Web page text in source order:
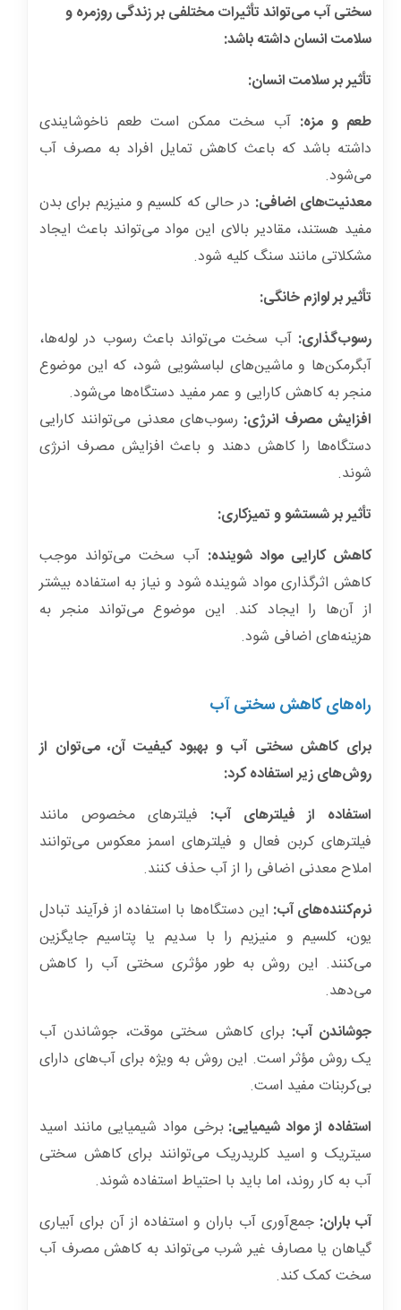
سختی آب می‌تواند تأثیرات مختلفی بر زندگی روزمره و
سلامت انسان داشته باشد:
تأثیر بر سلامت انسان:
طعم و مزه: آب سخت ممکن است طعم ناخوشایندی
داشته باشد که باعث کاهش تمایل افراد به مصرف آب
می‌شود.
معدنیت‌های اضافی: در حالی که کلسیم و منیزیم برای بدن
مفید هستند، مقادیر بالای این مواد می‌تواند باعث ایجاد
مشکلاتی مانند سنگ کلیه شود.
تأثیر بر لوازم خانگی:
رسوب‌گذاری: آب سخت می‌تواند باعث رسوب در لوله‌ها،
آبگرمکن‌ها و ماشین‌های لباسشویی شود، که این موضوع
منجر به کاهش کارایی و عمر مفید دستگاه‌ها می‌شود.
افزایش مصرف انرژی: رسوب‌های معدنی می‌توانند کارایی
دستگاه‌ها را کاهش دهند و باعث افزایش مصرف انرژی
شوند.
تأثیر بر شستشو و تمیزکاری:
کاهش کارایی مواد شوینده: آب سخت می‌تواند موجب
کاهش اثرگذاری مواد شوینده شود و نیاز به استفاده بیشتر
از آن‌ها را ایجاد کند. این موضوع می‌تواند منجر به
هزینه‌های اضافی شود.
راه‌های کاهش سختی آب
برای کاهش سختی آب و بهبود کیفیت آن، می‌توان از
روش‌های زیر استفاده کرد:
استفاده از فیلترهای آب: فیلترهای مخصوص مانند
فیلترهای کربن فعال و فیلترهای اسمز معکوس می‌توانند
املاح معدنی اضافی را از آب حذف کنند.
نرم‌کننده‌های آب: این دستگاه‌ها با استفاده از فرآیند تبادل
یون، کلسیم و منیزیم را با سدیم یا پتاسیم جایگزین
می‌کنند. این روش به طور مؤثری سختی آب را کاهش
می‌دهد.
جوشاندن آب: برای کاهش سختی موقت، جوشاندن آب
یک روش مؤثر است. این روش به ویژه برای آب‌های دارای
بی‌کربنات مفید است.
استفاده از مواد شیمیایی:برخی مواد شیمیایی مانند اسید
سیتریک و اسید کلریدریک می‌توانند برای کاهش سختی
آب به کار روند، اما باید با احتیاط استفاده شوند.
آب باران: جمع‌آوری آب باران و استفاده از آن برای آبیاری
گیاهان یا مصارف غیر شرب می‌تواند به کاهش مصرف آب
سخت کمک کند.